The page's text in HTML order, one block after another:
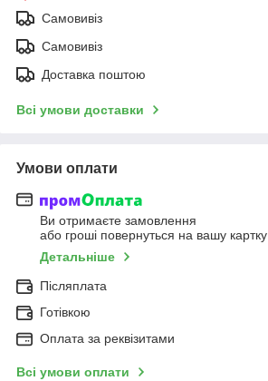
Самовивіз
Самовивіз
Доставка поштою
Всі умови доставки
Умови оплати
Ви отримаєте замовлення
або гроші повернуться на вашу картку
Детальніше
Післяплата
Готівкою
Оплата за реквізитами
Всі умови оплати